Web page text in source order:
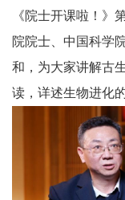
《院士开课啦！》
院院士、中国科学
和，为大家讲解古
读，详述生物进化